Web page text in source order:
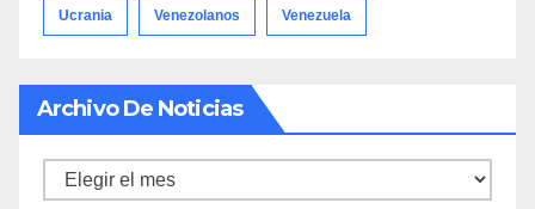
Ucrania Venezolanos Venezuela
Archivo De Noticias
Archivo